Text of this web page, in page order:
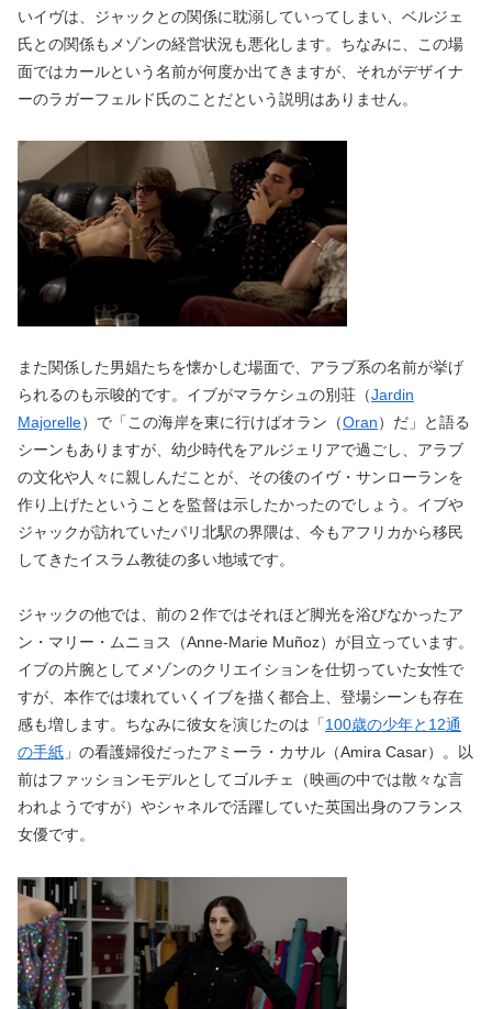
いイヴは、ジャックとの関係に耽溺していってしまい、ベルジェ
氏との関係もメゾンの経営状況も悪化します。ちなみに、この場
面ではカールという名前が何度か出てきますが、それがデザイナ
ーのラガーフェルド氏のことだという説明はありません。
また関係した男娼たちを懐かしむ場面で、アラブ系の名前が挙げ
られるのも示唆的です。イブがマラケシュの別荘（Jardin
Majorelle）で「この海岸を東に行けばオラン（Oran）だ」と語る
シーンもありますが、幼少時代をアルジェリアで過ごし、アラブ
の文化や人々に親しんだことが、その後のイヴ・サンローランを
作り上げたということを監督は示したかったのでしょう。イブや
ジャックが訪れていたパリ北駅の界隈は、今もアフリカから移民
してきたイスラム教徒の多い地域です。
ジャックの他では、前の２作ではそれほど脚光を浴びなかったア
ン・マリー・ムニョス（Anne-Marie Muñoz）が目立っています。
イブの片腕としてメゾンのクリエイションを仕切っていた女性で
すが、本作では壊れていくイブを描く都合上、登場シーンも存在
感も増します。ちなみに彼女を演じたのは「100歳の少年と12通
の手紙 」の看護婦役だったアミーラ・カサル（Amira Casar）。以
前はファッションモデルとしてゴルチェ（映画の中では散々な言
われようですが）やシャネルで活躍していた英国出身のフランス
女優です。